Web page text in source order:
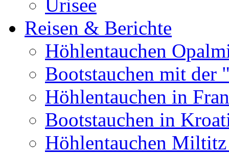
Urisee
Reisen & Berichte
Höhlentauchen
Bootstauchen mit
Höhlentauchen in
Bootstauchen in
Höhlentauchen